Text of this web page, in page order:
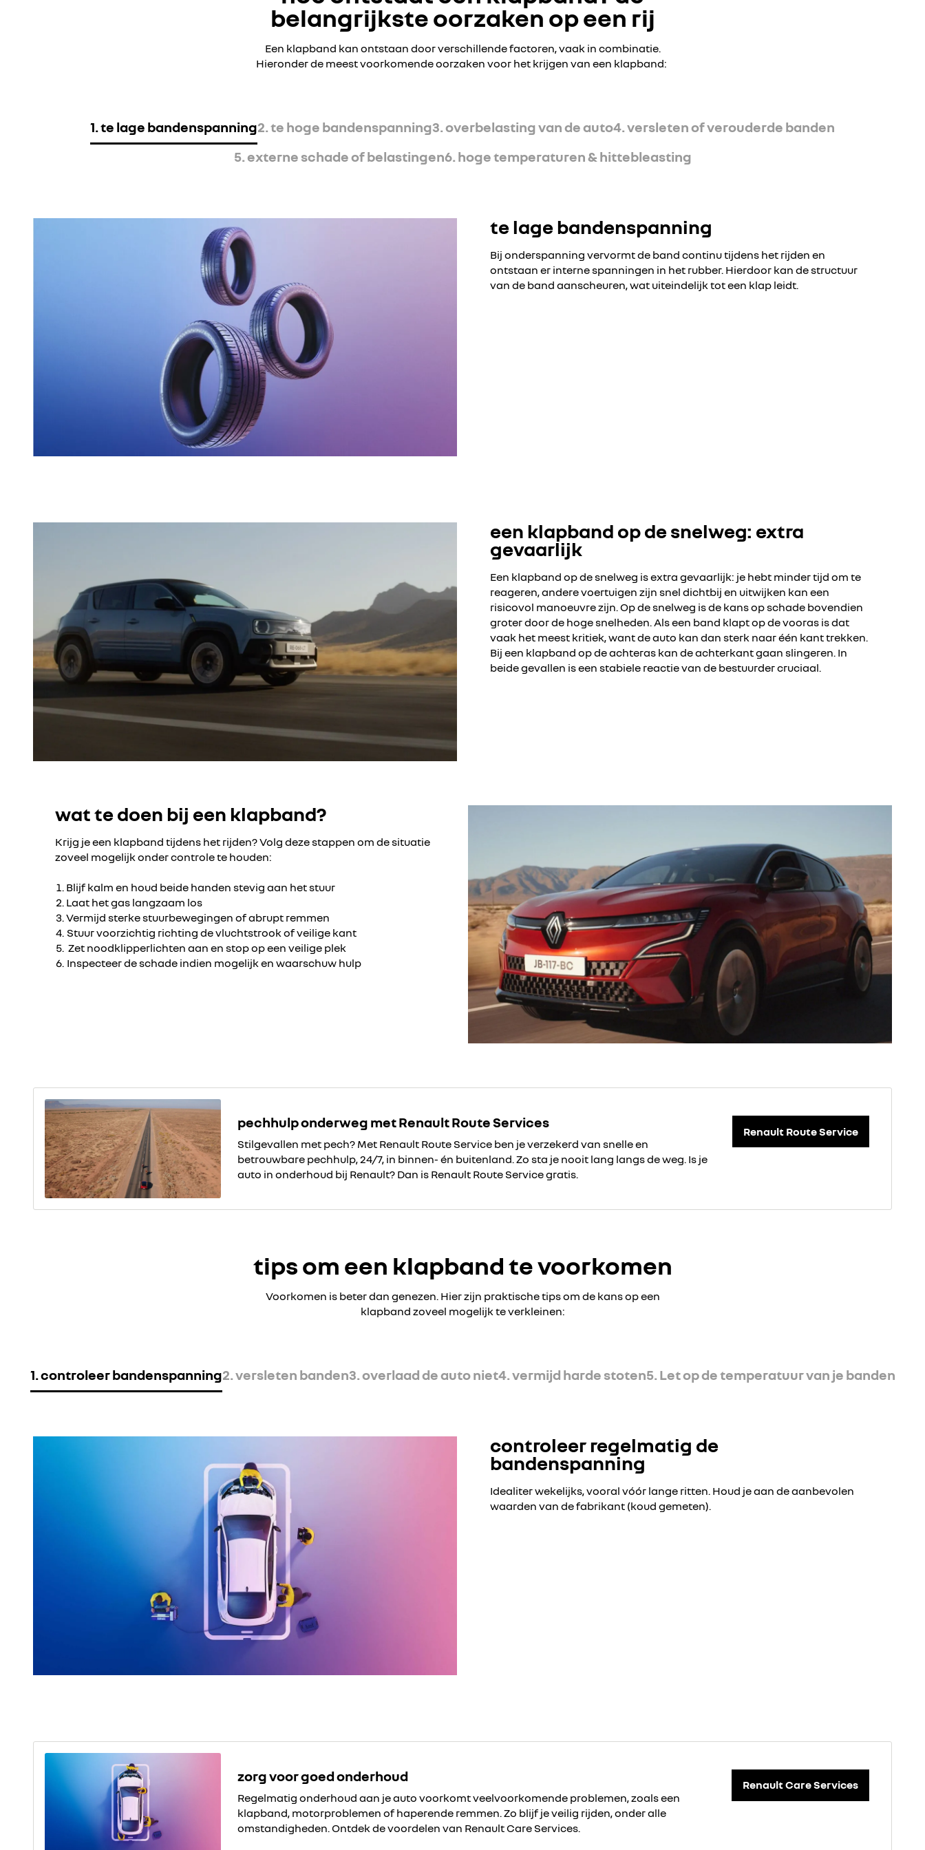
belangrijkste oorzaken op een rij
Een klapband kan ontstaan door verschillende factoren, vaak in combinatie.
Hieronder de meest voorkomende oorzaken voor het krijgen van een klapband:
1. te lage bandenspanning2. te hoge bandenspanning3. overbelasting van de auto4. versleten of verouderde banden
5. externe schade of belastingen6. hoge temperaturen & hittebleasting
te lage bandenspanning
Bij onderspanning vervormt de band continu tijdens het rijden en
ontstaan er interne spanningen in het rubber. Hierdoor kan de structuur
van de band aanscheuren, wat uiteindelijk tot een klap leidt.
een klapband op de snelweg: extra
gevaarlijk
Een klapband op de snelweg is extra gevaarlijk: je hebt minder tijd om te
reageren, andere voertuigen zijn snel dichtbij en uitwijken kan een
risicovol manoeuvre zijn. Op de snelweg is de kans op schade bovendien
groter door de hoge snelheden. Als een band klapt op de vooras is dat
vaak het meest kritiek, want de auto kan dan sterk naar één kant trekken.
Bij een klapband op de achteras kan de achterkant gaan slingeren. In
beide gevallen is een stabiele reactie van de bestuurder cruciaal.
wat te doen bij een klapband?
Krijg je een klapband tijdens het rijden? Volg deze stappen om de situatie
zoveel mogelijk onder controle te houden:
Blijf kalm en houd beide handen stevig aan het stuur
Laat het gas langzaam los
Vermijd sterke stuurbewegingen of abrupt remmen
Stuur voorzichtig richting de vluchtstrook of veilige kant
Zet noodklipperlichten aan en stop op een veilige plek
Inspecteer de schade indien mogelijk en waarschuw hulp
pechhulp onderweg met Renault Route Services
Stilgevallen met pech? Met Renault Route Service ben je verzekerd van snelle en
betrouwbare pechhulp, 24/7, in binnen- én buitenland. Zo sta je nooit lang langs de weg. Is je
auto in onderhoud bij Renault? Dan is Renault Route Service gratis.
Renault Route Service
tips om een klapband te voorkomen
Voorkomen is beter dan genezen. Hier zijn praktische tips om de kans op een
klapband zoveel mogelijk te verkleinen:
1. controleer bandenspanning2. versleten banden3. overlaad de auto niet4. vermijd harde stoten5. Let op de temperatuur van je banden
controleer regelmatig de
bandenspanning
Idealiter wekelijks, vooral vóór lange ritten. Houd je aan de aanbevolen
waarden van de fabrikant (koud gemeten).
zorg voor goed onderhoud
Regelmatig onderhoud aan je auto voorkomt veelvoorkomende problemen, zoals een
klapband, motorproblemen of haperende remmen. Zo blijf je veilig rijden, onder alle
omstandigheden. Ontdek de voordelen van Renault Care Services.
Renault Care Services